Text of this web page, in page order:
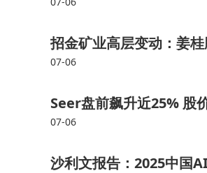
位。 当下资金已经明确 聚焦六
招金矿业高层变动：姜
07-06
Seer盘前飙升近25% 股
07-06
沙利文报告：2025中国